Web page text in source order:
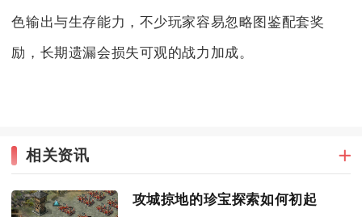
色输出与生存能力，不少玩家容易忽略图鉴配套奖
励，长期遗漏会损失可观的战力加成。
相关资讯
攻城掠地的珍宝探索如何初起